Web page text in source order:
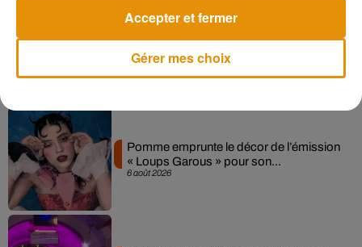
7 août 2026
Angèle et Amélie Lens dévoilent leur
collaboration tant attendue
6 août 2026
Pomme emprunte le décor de l’émission
« Loups Garous » pour son...
Gérer mes choix
Accepter et fermer